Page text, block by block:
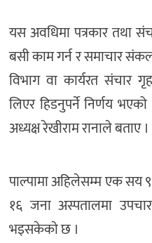
यस अवधिमा पत्रकार तथा
बसी काम गर्न र समाचार
विभाग वा कार्यरत संचार
लिएर हिडनुपर्ने निर्णय
अध्यक्ष रेखीराम रानाले बताए ।
पाल्पामा अहिलेसम्म एक सय
१६ जना अस्पतालमा
भइसकेकाे छ ।